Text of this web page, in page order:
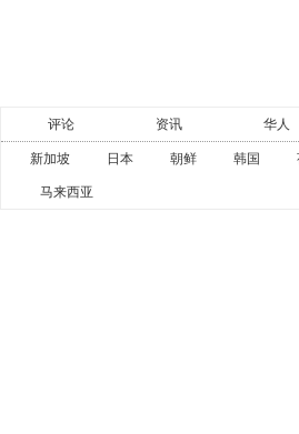
评论 资讯 华人
新加坡 日本 朝鲜 韩国
马来西亚